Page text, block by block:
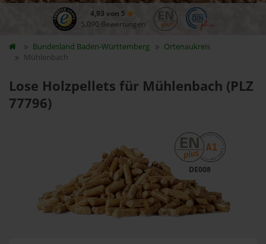
4,93 von 5
5.090 Bewertungen
Bundesland Baden-Württemberg
Ortenaukreis
Mühlenbach
Lose Holzpellets für Mühlenbach (PLZ
77796)
DE008